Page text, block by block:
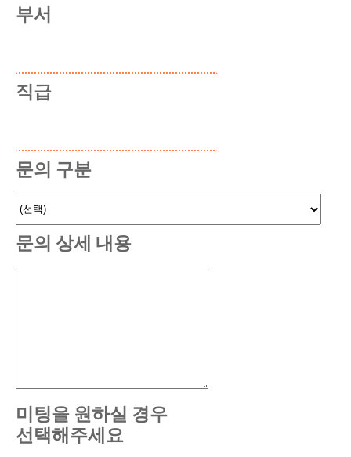
부서
직급
문의 구분
문의 상세 내용
미팅을 원하실 경우
선택해주세요